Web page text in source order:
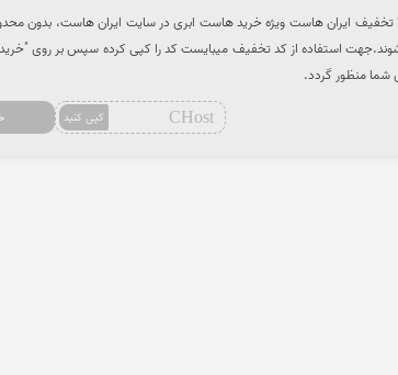
تخفیف هات میتوانند از 10% تخفیف ایران هاست ویژه خرید هاست ابری در سایت ایران هاست،
استفاده از کد تخفیف میبایست کد را کپی کرده سپس بر روی "خرید
شما منظور گردد.
CHost کپی کنید